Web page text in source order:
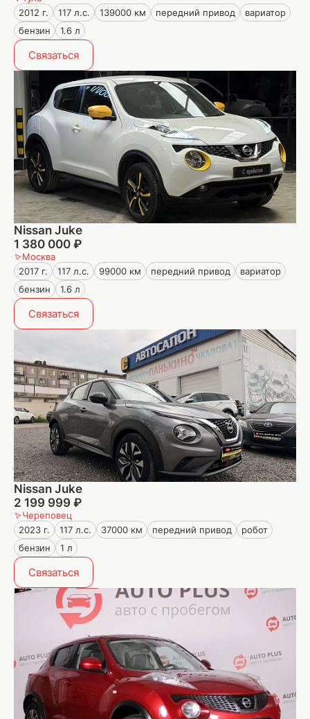
2012 г.
117 л.с. 139000 км передний привод
вариатор
бензин
1.6 л
Связаться
Nissan Juke
1 380 000 ₽
Москва
2017 г.
117 л.с. 99000 км передний привод
вариатор
бензин
1.6 л
Связаться
Nissan Juke
2 199 999 ₽
Череповец
2023 г.
117 л.с. 37000 км передний привод
робот
бензин
1 л
Связаться